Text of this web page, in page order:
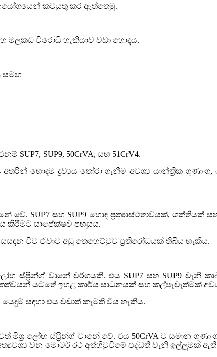
කටයුතු කර ඇත්තෙමු.
මලකඩ විරෝධී හැකියාව වඩා හොඳය.
සමඟ
SUP9, 50CrVA, සහ 51CrV4.
අතරින් හොඳම ද්‍රව්‍යය තෝරා ගැනීම අවශ්‍ය යාන්ත්‍රික
වේ. SUP7 සහ SUP9 හොඳ ප්‍රත්‍යාස්ථතාවයක්,
කිරීමට සාපේක්ෂව පහසුය.
සසඳන විට ඒවාට අඩු තෙහෙට්ටුව ප්‍රතිරෝධයක් තිබිය හැකිය.
ස්ප්‍රින්ග් වානේ වර්ගයකි. එය SUP7 සහ SUP9 වැනි
යටතේ ඉහළ කාර්ය සාධනයක් සහ කල්පැවැත්මක්
සඳහා එය වඩාත් කැමති විය හැකිය.
මිශ්‍ර ලෝහ ස්ප්‍රින්ග් වානේ වේ. එය 50CrVA ට සමාන
වන මෝටර් රථ අත්හිටුවීමේ පද්ධති වැනි ඉල්ලුමක් ඇති